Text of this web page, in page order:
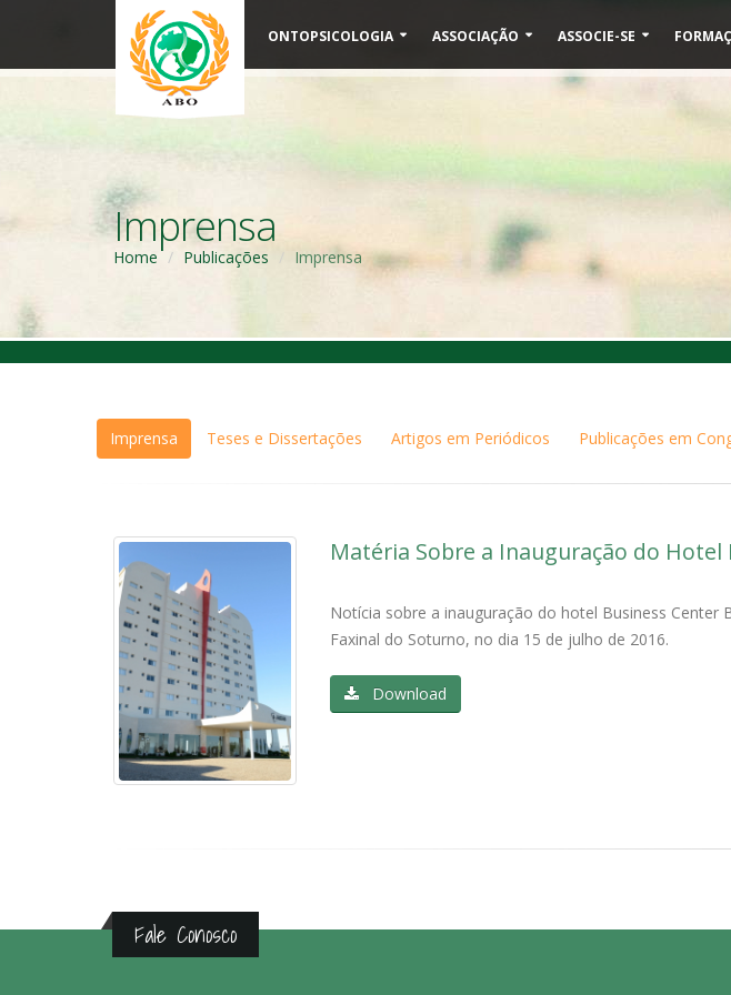
ONTOPSICOLOGIA ASSOCIAÇÃO ASSOCIE-SE
Imprensa
Home Publicações Imprensa
Imprensa Teses e Dissertações Artigos em Periódicos Publicações em
Matéria Sobre a Inauguração do Hotel
Notícia sobre a inauguração do hotel Business Center
Faxinal do Soturno, no dia 15 de julho de 2016.
Download
Fale Conosco